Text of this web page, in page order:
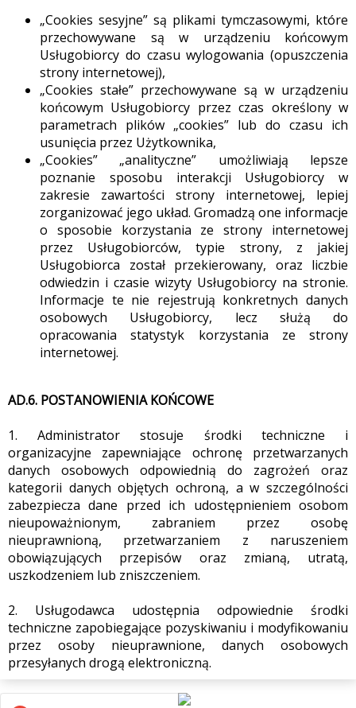
„Cookies sesyjne” są plikami tymczasowymi, które
przechowywane są w urządzeniu końcowym
Usługobiorcy do czasu wylogowania (opuszczenia
strony internetowej),
„Cookies stałe” przechowywane są w urządzeniu
końcowym Usługobiorcy przez czas określony w
parametrach plików „cookies” lub do czasu ich
usunięcia przez Użytkownika,
„Cookies” „analityczne” umożliwiają lepsze
poznanie sposobu interakcji Usługobiorcy w
zakresie zawartości strony internetowej, lepiej
zorganizować jego układ. Gromadzą one informacje
o sposobie korzystania ze strony internetowej
przez Usługobiorców, typie strony, z jakiej
Usługobiorca został przekierowany, oraz liczbie
odwiedzin i czasie wizyty Usługobiorcy na stronie.
Informacje te nie rejestrują konkretnych danych
osobowych Usługobiorcy, lecz służą do
opracowania statystyk korzystania ze strony
internetowej.
AD.6. POSTANOWIENIA KOŃCOWE
1. Administrator stosuje środki techniczne i
organizacyjne zapewniające ochronę przetwarzanych
danych osobowych odpowiednią do zagrożeń oraz
kategorii danych objętych ochroną, a w szczególności
zabezpiecza dane przed ich udostępnieniem osobom
nieupoważnionym, zabraniem przez osobę
nieuprawnioną, przetwarzaniem z naruszeniem
obowiązujących przepisów oraz zmianą, utratą,
uszkodzeniem lub zniszczeniem.
2. Usługodawca udostępnia odpowiednie środki
techniczne zapobiegające pozyskiwaniu i modyfikowaniu
przez osoby nieuprawnione, danych osobowych
przesyłanych drogą elektroniczną.